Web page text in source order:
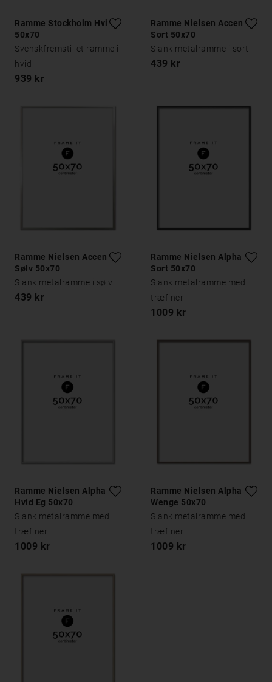
Ramme Stockholm Hvid
50x70
Svenskfremstillet ramme i
hvid
939 kr
Ramme Nielsen Accent
Sort 50x70
Slank metalramme i sort
439 kr
Ramme Nielsen Accent
Sølv 50x70
Slank metalramme i sølv
439 kr
Ramme Nielsen Alpha
Sort 50x70
Slank metalramme med
træfiner
1009 kr
Ramme Nielsen Alpha
Hvid Eg 50x70
Slank metalramme med
træfiner
1009 kr
Ramme Nielsen Alpha
Wenge 50x70
Slank metalramme med
træfiner
1009 kr